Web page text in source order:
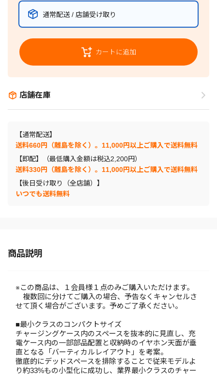
通常配送 / 店舗受け取り
カートに追加
店舗在庫
【通常配送】
送料660円（離島を除く）。11,000円以上ご購入で送料無料
【即配】（最低購入金額は税込2,200円）
送料330円（離島を除く）。11,000円以上ご購入で送料無料
【後日受け取り（全店舗）】
いつでも送料無料
商品説明
※この商品は、１会員様１点のみご購入いただけます。
複数回に分けてご購入の場合、予告なくキャンセルさ
せて頂く場合がございます。予めご了承ください。
■最小クラスのコンパクトサイズ
チャージングケース内のスペースを抜本的に見直し、充
電ケース内の一部部品配置と収納時のイヤホン天面が垂
直となる「バーティカルレイアウト」を考案。
徹底的にデッドスペースを排除することで従来モデルよ
り約33%もの小型化に成功し、業界最小クラスのチャー